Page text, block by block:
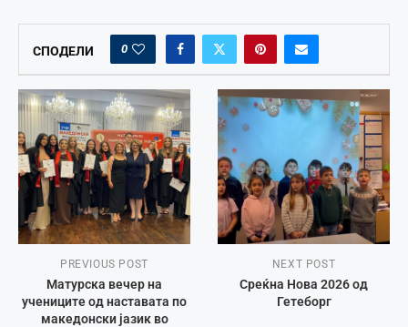
СПОДЕЛИ 0
PREVIOUS POST
Матурска вечер на
учениците од наставата по
македонски јазик во
NEXT POST
Среќна Нова 2026 од
Гетеборг